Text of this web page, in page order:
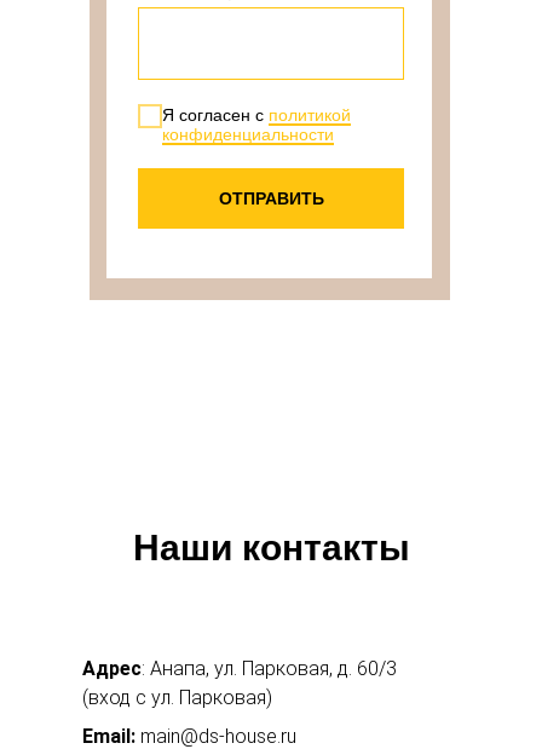
Я согласен с политикой
конфиденциальности
ОТПРАВИТЬ
Наши контакты
Адрес: Анапа, ул. Парковая, д. 60/3
(вход с ул. Парковая)
Email: main@ds-house.ru